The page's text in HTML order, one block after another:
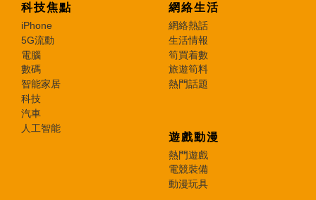
科技焦點
iPhone
5G流動
電腦
數碼
智能家居
科技
汽車
人工智能
網絡生活
網絡熱話
生活情報
筍買着數
旅遊筍料
熱門話題
遊戲動漫
熱門遊戲
電競裝備
動漫玩具